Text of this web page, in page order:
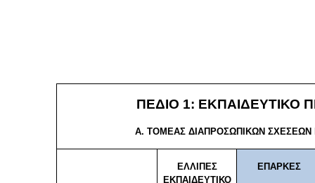
ΠΕΔΙΟ 1: ΕΚΠΑΙΔΕΥΤΙΚΟ
Α. ΤΟΜΕΑΣ ΔΙΑΠΡΟΣΩΠΙΚΩΝ ΣΧΕΣΕΩΝ
ΕΛΛΙΠΕΣ
ΕΚΠΑΙΔΕΥΤΙΚΟ
ΕΠΑΡΚΕΣ